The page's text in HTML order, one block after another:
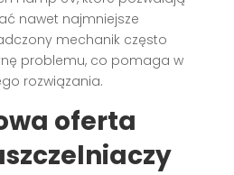
nawet najmniejsze
mechanik często
problemu, co pomaga w
rozwiązania.
oferta